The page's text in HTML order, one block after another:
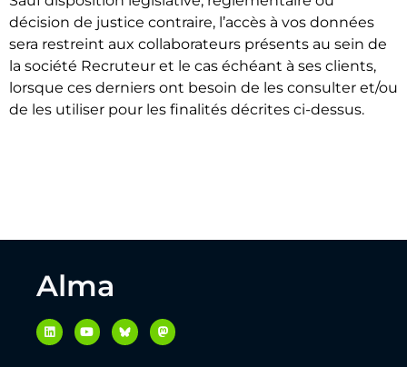
décision de justice contraire, l’accès à vos données
sera restreint aux collaborateurs présents au sein de
la société Recruteur et le cas échéant à ses clients,
lorsque ces derniers ont besoin de les consulter et/ou
de les utiliser pour les finalités décrites ci-dessus.
Alma